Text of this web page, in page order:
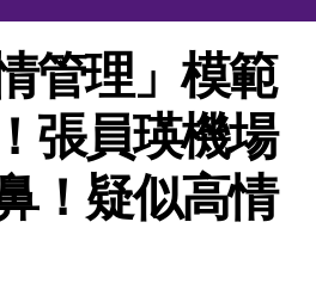
管理」模範
張員瑛機場
！疑似高情